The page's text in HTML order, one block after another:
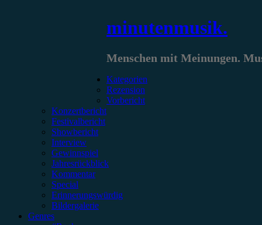
minutenmusik.
Menschen mit Meinungen.
Kategorien
Rezension
Vorbericht
Konzertbericht
Festivalbericht
Showbericht
Interview
Gewinnspiel
Jahresrückblick
Kommentar
Special
Erinnerungswürdig
Bildergalerie
Genres